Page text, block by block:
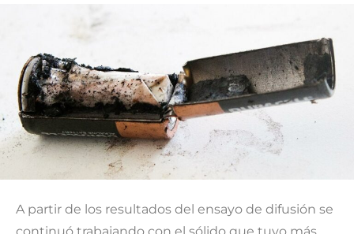
A partir de los resultados del ensayo de difusión se